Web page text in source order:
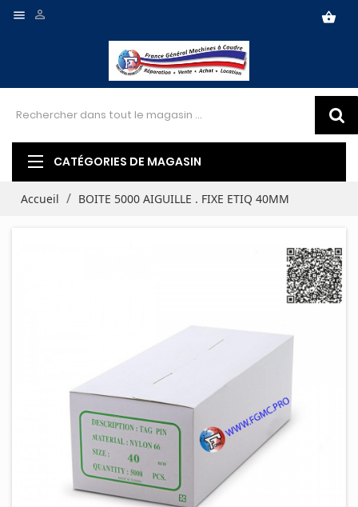
 shopping_basket

CATÉGORIES DE MAGASIN
Accueil BOITE 5000 AIGUILLE . FIXE ETIQ 40MM